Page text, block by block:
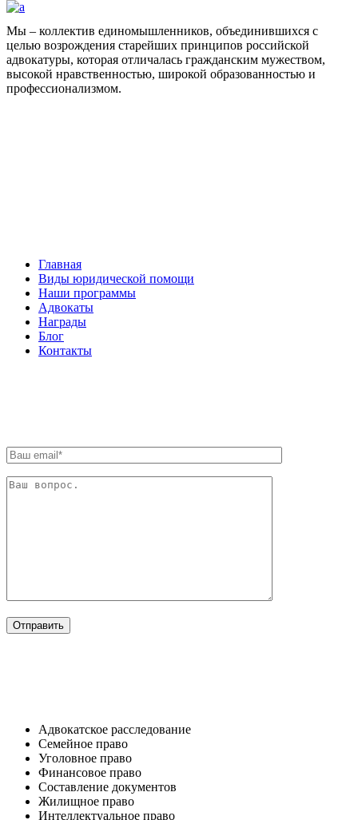
Мы – коллектив единомышленников, объединившихся с
целью возрождения старейших принципов российской
адвокатуры, которая отличалась гражданским мужеством,
высокой нравственностью, широкой образованностью и
профессионализмом.
Главная
Виды юридической помощи
Наши программы
Адвокаты
Награды
Блог
Контакты
Адвокатское расследование
Семейное право​
Уголовное право​
Финансовое право
Составление документов​
Жилищное право​
Интеллектуальное право